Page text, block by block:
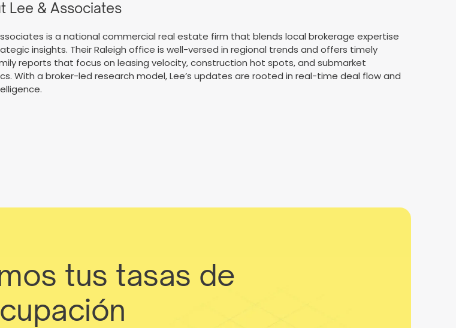
Lee & Associates
is a national commercial real estate firm that blends local brokerage expertise
insights. Their Raleigh office is well-versed in regional trends and offers timely
reports that focus on leasing velocity, construction hot spots, and submarket
With a broker-led research model, Lee’s updates are rooted in real-time deal flow and
tus tasas de